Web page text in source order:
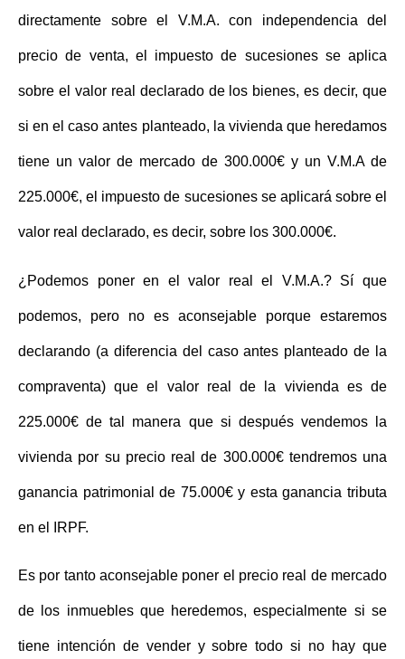
directamente sobre el V.M.A. con independencia del
precio de venta, el impuesto de sucesiones se aplica
sobre el valor real declarado de los bienes, es decir, que
si en el caso antes planteado, la vivienda que heredamos
tiene un valor de mercado de 300.000€ y un V.M.A de
225.000€, el impuesto de sucesiones se aplicará sobre el
valor real declarado, es decir, sobre los 300.000€.
¿Podemos poner en el valor real el V.M.A.? Sí que
podemos, pero no es aconsejable porque estaremos
declarando (a diferencia del caso antes planteado de la
compraventa) que el valor real de la vivienda es de
225.000€ de tal manera que si después vendemos la
vivienda por su precio real de 300.000€ tendremos una
ganancia patrimonial de 75.000€ y esta ganancia tributa
en el IRPF.
Es por tanto aconsejable poner el precio real de mercado
de los inmuebles que heredemos, especialmente si se
tiene intención de vender y sobre todo si no hay que